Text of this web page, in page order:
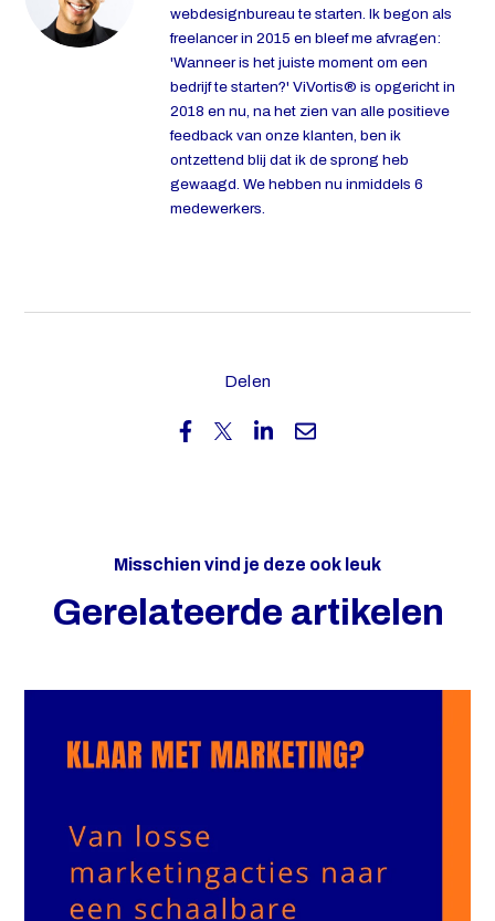
webdesignbureau te starten. Ik begon als
freelancer in 2015 en bleef me afvragen:
'Wanneer is het juiste moment om een
bedrijf te starten?' ViVortis® is opgericht in
2018 en nu, na het zien van alle positieve
feedback van onze klanten, ben ik
ontzettend blij dat ik de sprong heb
gewaagd. We hebben nu inmiddels 6
medewerkers.
Delen
Misschien vind je deze ook leuk
Gerelateerde artikelen